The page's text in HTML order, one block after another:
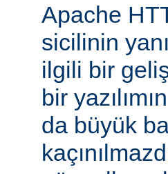
Apache
sicilinin
ilgili bir
bir
da büyük